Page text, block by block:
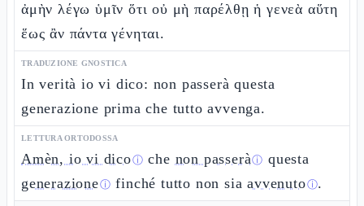
ἀμὴν λέγω ὑμῖν ὅτι οὐ μὴ παρέλθῃ ἡ γενεὰ αὕτη
ἕως ἂν πάντα γένηται.
TRADUZIONE GNOSTICA
In verità io vi dico: non passerà questa
generazione prima che tutto avvenga.
LETTURA ORTODOSSA
Amèn, io vi dicoⓘ che non passeràⓘ questa
generazioneⓘ finché tutto non siaavvenutoⓘ.